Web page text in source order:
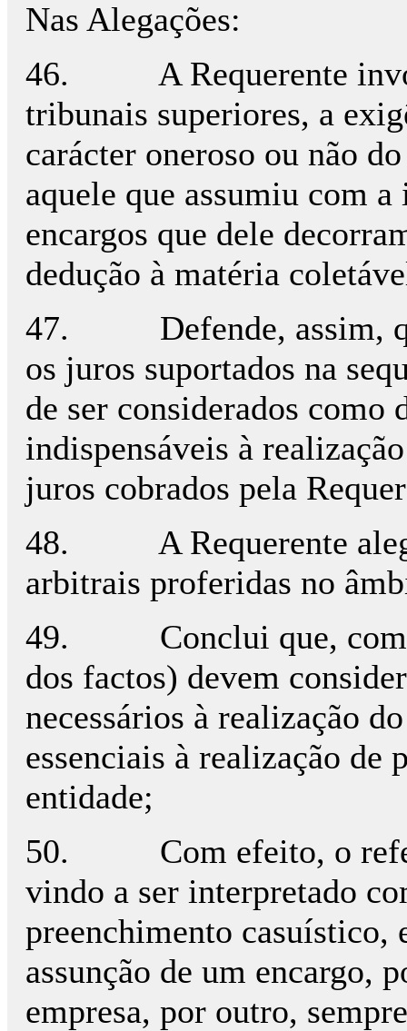
Nas Alegações:
46. A Requerente
tribunais superiores, a
carácter oneroso ou não
aquele que assumiu com
encargos que dele
dedução à matéria
47. Defende, assim, que
os juros suportados na
de ser considerados
indispensáveis à
juros cobrados pela
48. A Requerente alega
arbitrais proferidas no
49. Conclui que, com
dos factos) devem
necessários à realização
essenciais à realização de
entidade;
50. Com efeito, o
vindo a ser interpretado
preenchimento casuístico,
assunção de um encargo,
empresa, por outro,